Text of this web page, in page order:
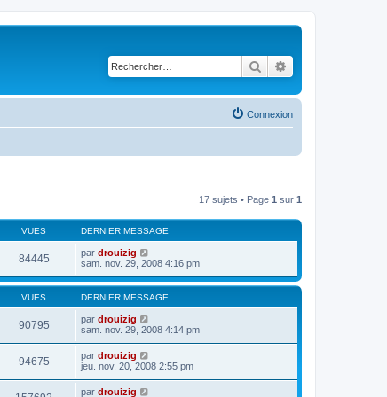
Rechercher
Connexion
17 sujets • Page 1 sur 1
VUES DERNIER MESSAGE
84445 par drouizig
sam. nov. 29, 2008 4:16 pm
VUES DERNIER MESSAGE
90795 par drouizig
sam. nov. 29, 2008 4:14 pm
94675 par drouizig
jeu. nov. 20, 2008 2:55 pm
par drouizig